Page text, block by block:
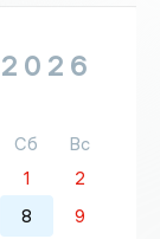
2026
Сб
Вс
1
2
8
9